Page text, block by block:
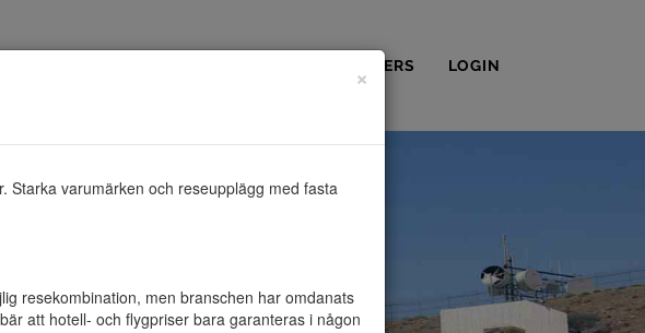
PARTNERS LOGIN
×
Starka varumärken och reseupplägg med fasta
resekombination, men branschen har omdanats
att hotell- och flygpriser bara garanteras i någon